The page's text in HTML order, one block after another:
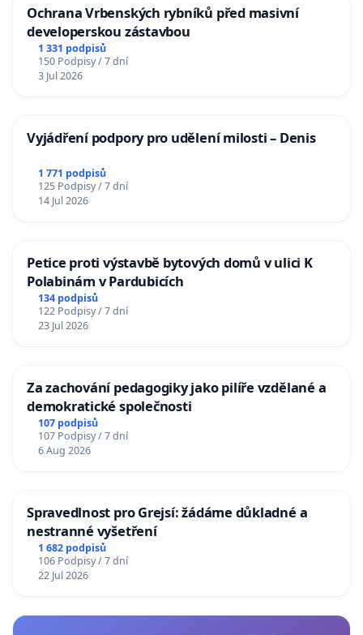
Ochrana Vrbenských rybníků před masivní
developerskou zástavbou
1 331 podpisů
150 Podpisy / 7 dní
3 Jul 2026
Vyjádření podpory pro udělení milosti – Denis
1 771 podpisů
125 Podpisy / 7 dní
14 Jul 2026
Petice proti výstavbě bytových domů v ulici K
Polabinám v Pardubicích
134 podpisů
122 Podpisy / 7 dní
23 Jul 2026
Za zachování pedagogiky jako pilíře vzdělané a
demokratické společnosti
107 podpisů
107 Podpisy / 7 dní
6 Aug 2026
Spravedlnost pro Grejsí: žádáme důkladné a
nestranné vyšetření
1 682 podpisů
106 Podpisy / 7 dní
22 Jul 2026